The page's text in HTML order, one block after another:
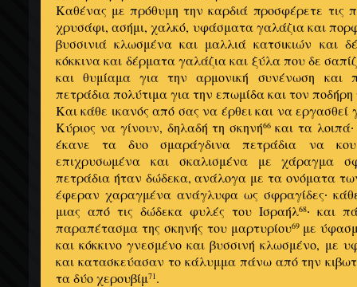
Καθένας με πρόθυμη την καρδιά προσφέρετε τις
χρυσάφι, ασήμι, χαλκό, υφάσματα γαλάζια και
βυσσινιά κλωσμένα και μαλλιά κατσικιών και
κόκκινα και δέρματα γαλάζια και ξύλα που δε
και θυμίαμα για την αρμονική συνένωση και
πετράδια πολύτιμα για την επωμίδα και τον
Και κάθε ικανός από σας να έρθει και να εργασθεί
Κύριος να γίνουν, δηλαδή τη σκηνή66και τα λοιπά·
έκανε τα δυο σμαράγδινα πετράδια να
επιχρυσωμένα και σκαλισμένα με χάραγμα
πετράδια ήταν δώδεκα, ανάλογα με τα ονόματα
έφεραν χαραγμένα ανάγλυφα ως σφραγίδες·
μιας από τις δώδεκα φυλές του Ισραήλ68· και
παραπέτασμα της σκηνής του μαρτυρίου69με
και κόκκινο γνεσμένο και βυσσινή κλωσμένο, με
και κατασκεύασαν το κάλυμμα πάνω από την
τα δύο χερουβίμ71 .